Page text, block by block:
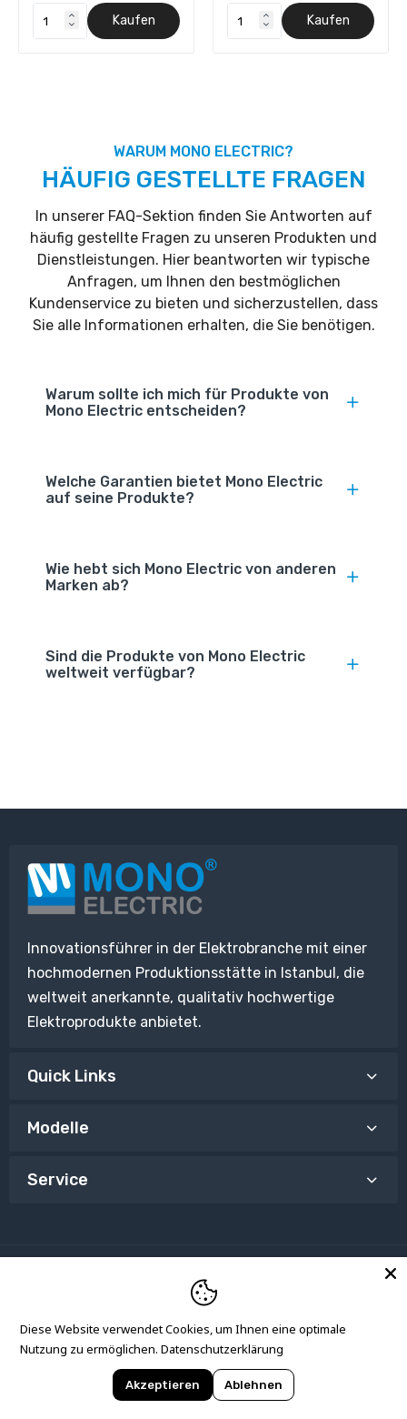
Kaufen Kaufen
WARUM MONO ELECTRIC?
HÄUFIG GESTELLTE FRAGEN
In unserer FAQ-Sektion finden Sie Antworten auf
häufig gestellte Fragen zu unseren Produkten und
Dienstleistungen. Hier beantworten wir typische
Anfragen, um Ihnen den bestmöglichen
Kundenservice zu bieten und sicherzustellen, dass
Sie alle Informationen erhalten, die Sie benötigen.
Warum sollte ich mich für Produkte von
Mono Electric entscheiden?
Welche Garantien bietet Mono Electric
auf seine Produkte?
Wie hebt sich Mono Electric von anderen
Marken ab?
Sind die Produkte von Mono Electric
weltweit verfügbar?
Innovationsführer in der Elektrobranche mit einer
hochmodernen Produktionsstätte in Istanbul, die
weltweit anerkannte, qualitativ hochwertige
Elektroprodukte anbietet.
Quick Links
Modelle
Service
Copyright © Mono Electric. All Rights Reserved. Powered
✕
Diese Website verwendet Cookies, um Ihnen eine optimale
Nutzung zu ermöglichen. Datenschutzerklärung
Akzeptieren Ablehnen